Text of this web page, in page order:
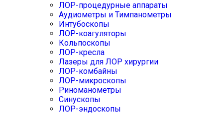
ЛОР-процедурные аппараты
Аудиометры и Тимпанометры
Интубоскопы
ЛОР-коагуляторы
Кольпоскопы
ЛОР-кресла
Лазеры для ЛОР хирургии
ЛОР-комбайны
ЛОР-микроскопы
Риноманометры
Синускопы
ЛОР-эндоскопы